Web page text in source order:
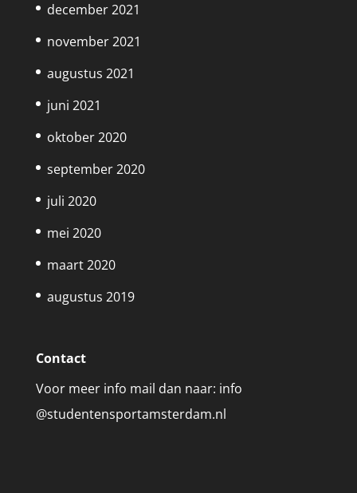
december 2021
november 2021
augustus 2021
juni 2021
oktober 2020
september 2020
juli 2020
mei 2020
maart 2020
augustus 2019
Contact
Voor meer info mail dan naar: info
@studentensportamsterdam.nl